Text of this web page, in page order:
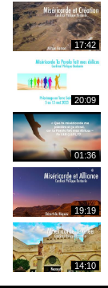
17:42
20:09
01:36
19:19
14:10